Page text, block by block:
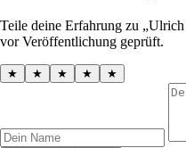
Teile deine Erfahrung zu
vor Veröffentlichung geprüft.
★ ★ ★ ★ ★